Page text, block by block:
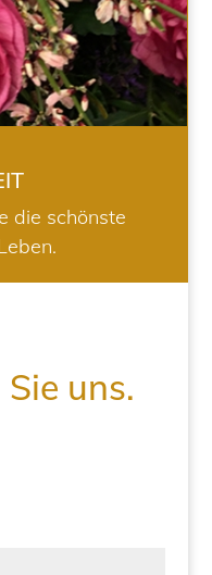
die schönste
uns.